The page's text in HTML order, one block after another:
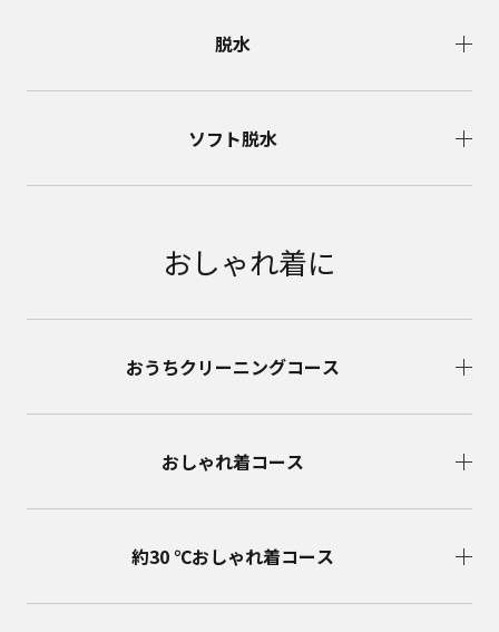
脱水
ソフト脱水
おしゃれ着に
おうちクリーニングコース
おしゃれ着コース
約30 ℃おしゃれ着コース